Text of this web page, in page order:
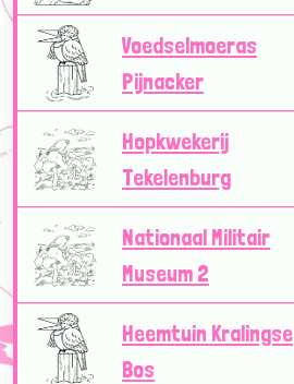
Voedselmoeras
Pijnacker
Hopkwekerij
Tekelenburg
Nationaal Militair
Museum 2
Heemtuin Kralingse
Bos